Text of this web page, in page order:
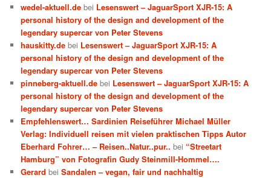
wedel-aktuell.de bei Lesenswert – JaguarSport XJR-15: A
personal history of the design and development of the
legendary supercar von Peter Stevens
hauskitty.de bei Lesenswert – JaguarSport XJR-15: A
personal history of the design and development of the
legendary supercar von Peter Stevens
pinneberg-aktuell.de bei Lesenswert – JaguarSport XJR-15: A
personal history of the design and development of the
legendary supercar von Peter Stevens
Empfehlenswert… Sardinien Reiseführer Michael Müller
Verlag: Individuell reisen mit vielen praktischen Tipps Autor
Eberhard Fohrer… – Reisen..Natur..pur.. bei “Streetart
Hamburg” von Fotografin Gudy Steinmill-Hommel….
Gerard beiSandalen – vegan, fair und nachhaltig